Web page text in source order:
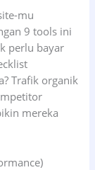
mu
9 tools ini
perlu bayar
Trafik organik
mereka